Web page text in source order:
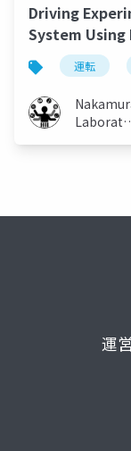
Driving
System Using
to Measure
Proficiency
Difficulty of
Road
運転
運